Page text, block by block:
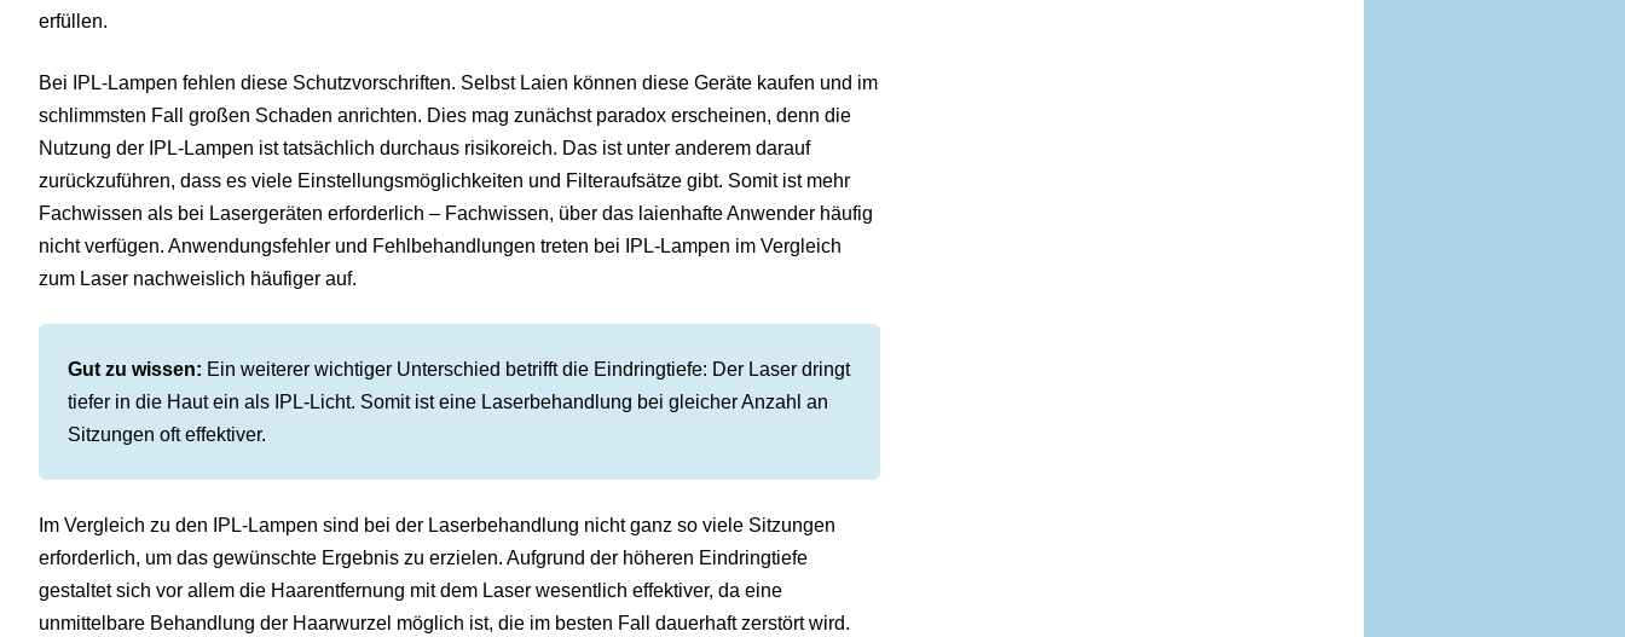
erfüllen.
Bei IPL-Lampen fehlen diese Schutzvorschriften. Selbst Laien können diese Geräte kaufen und im
schlimmsten Fall großen Schaden anrichten. Dies mag zunächst paradox erscheinen, denn die
Nutzung der IPL-Lampen ist tatsächlich durchaus risikoreich. Das ist unter anderem darauf
zurückzuführen, dass es viele Einstellungsmöglichkeiten und Filteraufsätze gibt. Somit ist mehr
Fachwissen als bei Lasergeräten erforderlich – Fachwissen, über das laienhafte Anwender häufig
nicht verfügen. Anwendungsfehler und Fehlbehandlungen treten bei IPL-Lampen im Vergleich
zum Laser nachweislich häufiger auf.
Gut zu wissen: Ein weiterer wichtiger Unterschied betrifft die Eindringtiefe: Der Laser dringt
tiefer in die Haut ein als IPL-Licht. Somit ist eine Laserbehandlung bei gleicher Anzahl an
Sitzungen oft effektiver.
Im Vergleich zu den IPL-Lampen sind bei der Laserbehandlung nicht ganz so viele Sitzungen
erforderlich, um das gewünschte Ergebnis zu erzielen. Aufgrund der höheren Eindringtiefe
gestaltet sich vor allem die Haarentfernung mit dem Laser wesentlich effektiver, da eine
unmittelbare Behandlung der Haarwurzel möglich ist, die im besten Fall dauerhaft zerstört wird.